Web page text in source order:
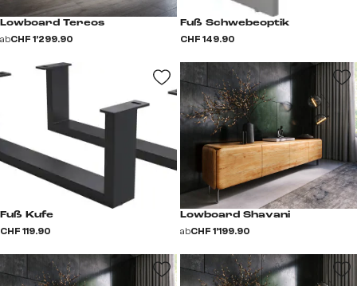
Lowboard Tereos
abCHF 1’299.90
Fuß Schwebeoptik
CHF 149.90
Fuß Kufe
CHF 119.90
Lowboard Shavani
abCHF 1’199.90